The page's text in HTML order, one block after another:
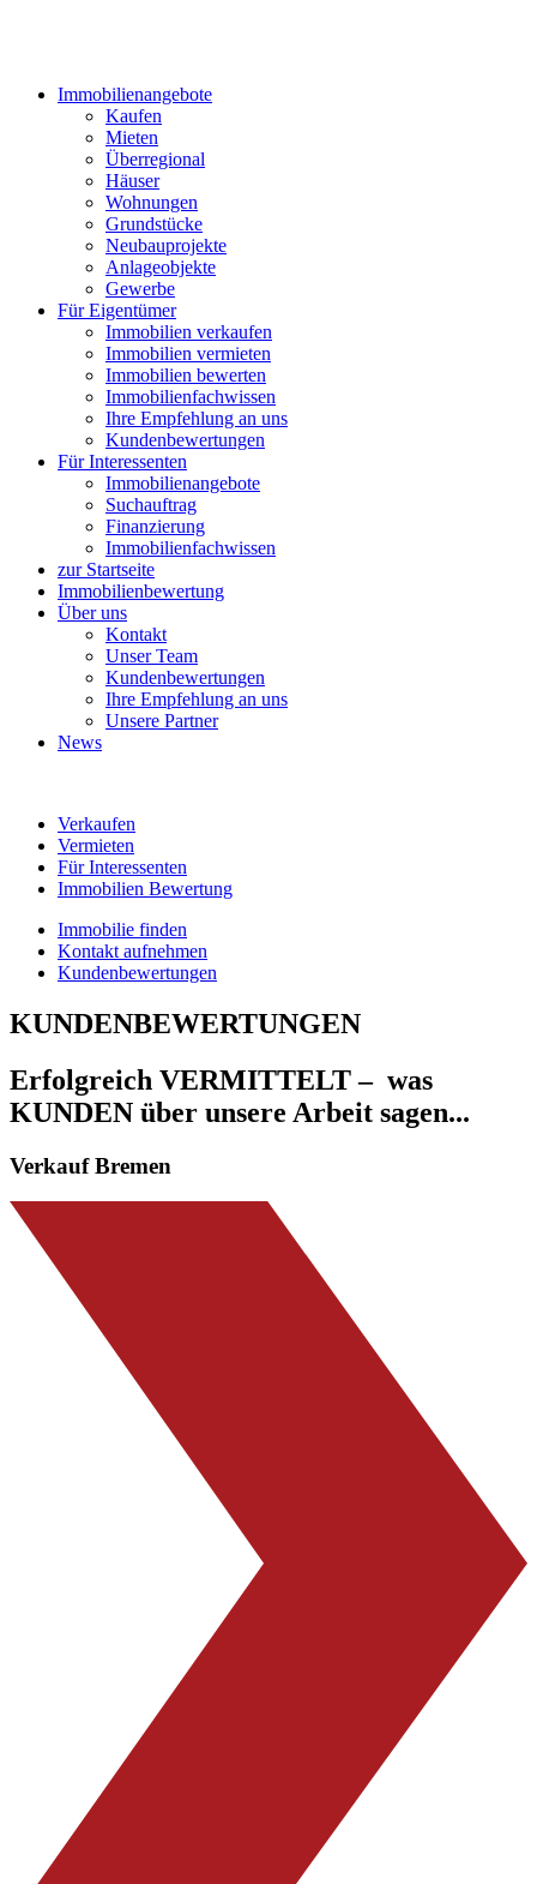
Immobilienangebote
Kaufen
Mieten
Überregional
Häuser
Wohnungen
Grundstücke
Neubauprojekte
Anlageobjekte
Gewerbe
Für Eigentümer
Immobilien verkaufen
Immobilien vermieten
Immobilien bewerten
Immobilienfachwissen
Ihre Empfehlung an uns
Kundenbewertungen
Für Interessenten
Immobilienangebote
Suchauftrag
Finanzierung
Immobilienfachwissen
zur Startseite
Immobilienbewertung
Über uns
Kontakt
Unser Team
Kundenbewertungen
Ihre Empfehlung an uns
Unsere Partner
News
Verkaufen
Vermieten
Für Interessenten
Immobilien Bewertung
Immobilie finden
Kontakt aufnehmen
Kundenbewertungen
KUNDENBEWERTUNGEN
Erfolgreich VERMITTELT– was
KUNDEN über unsere Arbeit sagen...
Verkauf Bremen